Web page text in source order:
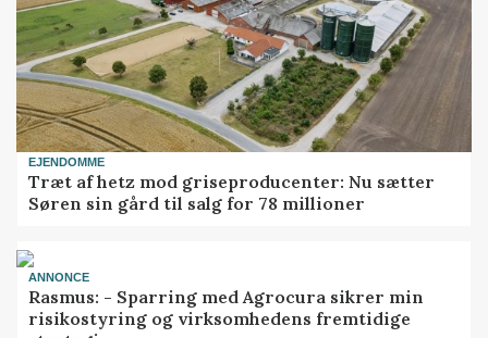
EJENDOMME
Træt af hetz mod griseproducenter: Nu sætter
Søren sin gård til salg for 78 millioner
ANNONCE
Rasmus: - Sparring med Agrocura sikrer min
risikostyring og virksomhedens fremtidige